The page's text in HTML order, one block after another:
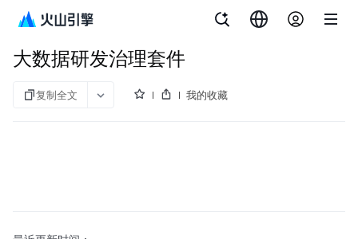
大数据研发治理套件
大数据研发治理套件
复制全文 我的收藏